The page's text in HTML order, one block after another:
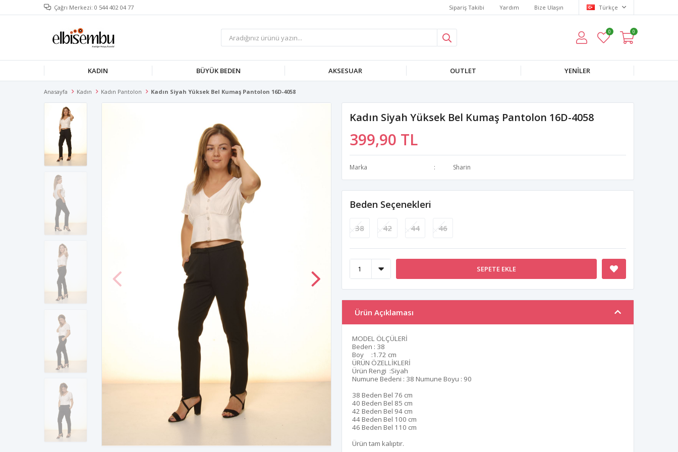
Çağrı Merkezi: 0 544 402 04 77 Sipariş Takibi Yardım Bize Ulaşın Türkçe
0 0
KADIN BÜYÜK BEDEN AKSESUAR OUTLET YENILER
Anasayfa Kadın Kadın Pantolon Kadın Siyah Yüksek Bel Kumaş Pantolon 16D-4058
Kadın Siyah Yüksek Bel Kumaş Pantolon 16D-4058
399,90 TL
Marka Sharin
Beden Seçenekleri
38 42 44 46
SEPETE EKLE
Ürün Açıklaması
MODEL ÖLÇÜLERİ
Beden : 38
Boy :1.72 cm
ÜRÜN ÖZELLİKLERİ
Ürün Rengi :Siyah
Numune Bedeni : 38 Numune Boyu : 90
38 Beden Bel 76 cm
40 Beden Bel 85 cm
42 Beden Bel 94 cm
44 Beden Bel 100 cm
46 Beden Bel 110 cm
Ürün tam kalıptır.